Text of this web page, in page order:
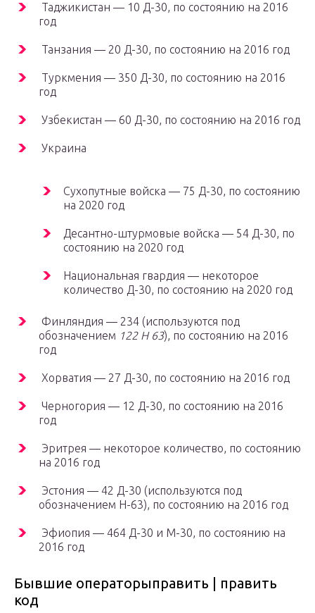
Таджикистан — 10 Д-30, по состоянию на 2016
год
Танзания — 20 Д-30, по состоянию на 2016 год
Туркмения — 350 Д-30, по состоянию на 2016
год
Узбекистан — 60 Д-30, по состоянию на 2016 год
Украина
Сухопутные войска — 75 Д-30, по состоянию
на 2020 год
Десантно-штурмовые войска — 54 Д-30, по
состоянию на 2020 год
Национальная гвардия — некоторое
количество Д-30, по состоянию на 2020 год
Финляндия — 234 (используются под
обозначением 122 H 63), по состоянию на 2016
год
Хорватия — 27 Д-30, по состоянию на 2016 год
Черногория — 12 Д-30, по состоянию на 2016
год
Эритрея — некоторое количество, по состоянию
на 2016 год
Эстония — 42 Д-30 (используются под
обозначением H-63), по состоянию на 2016 год
Эфиопия — 464 Д-30 и М-30, по состоянию на
2016 год
Бывшие операторыправить | править
код